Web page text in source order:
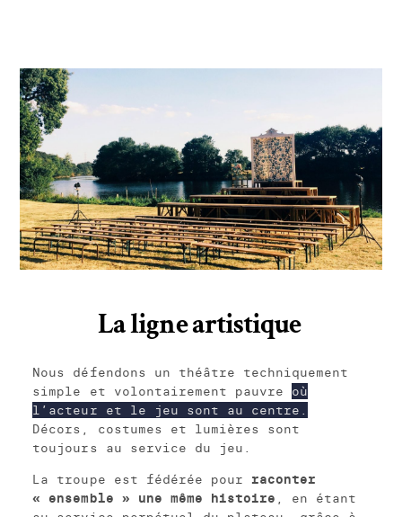
La ligne artistique
Nous défendons un théâtre techniquement
simple et volontairement pauvre où
l’acteur et le jeu sont au centre.
Décors, costumes et lumières sont
toujours au service du jeu.
La troupe est fédérée pour raconter
« ensemble » une même histoire , en étant